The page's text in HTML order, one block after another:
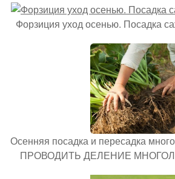
Форзиция уход осенью. Посадка
Осенняя посадка и пересадка
ПРОВОДИТЬ ДЕЛЕНИЕ